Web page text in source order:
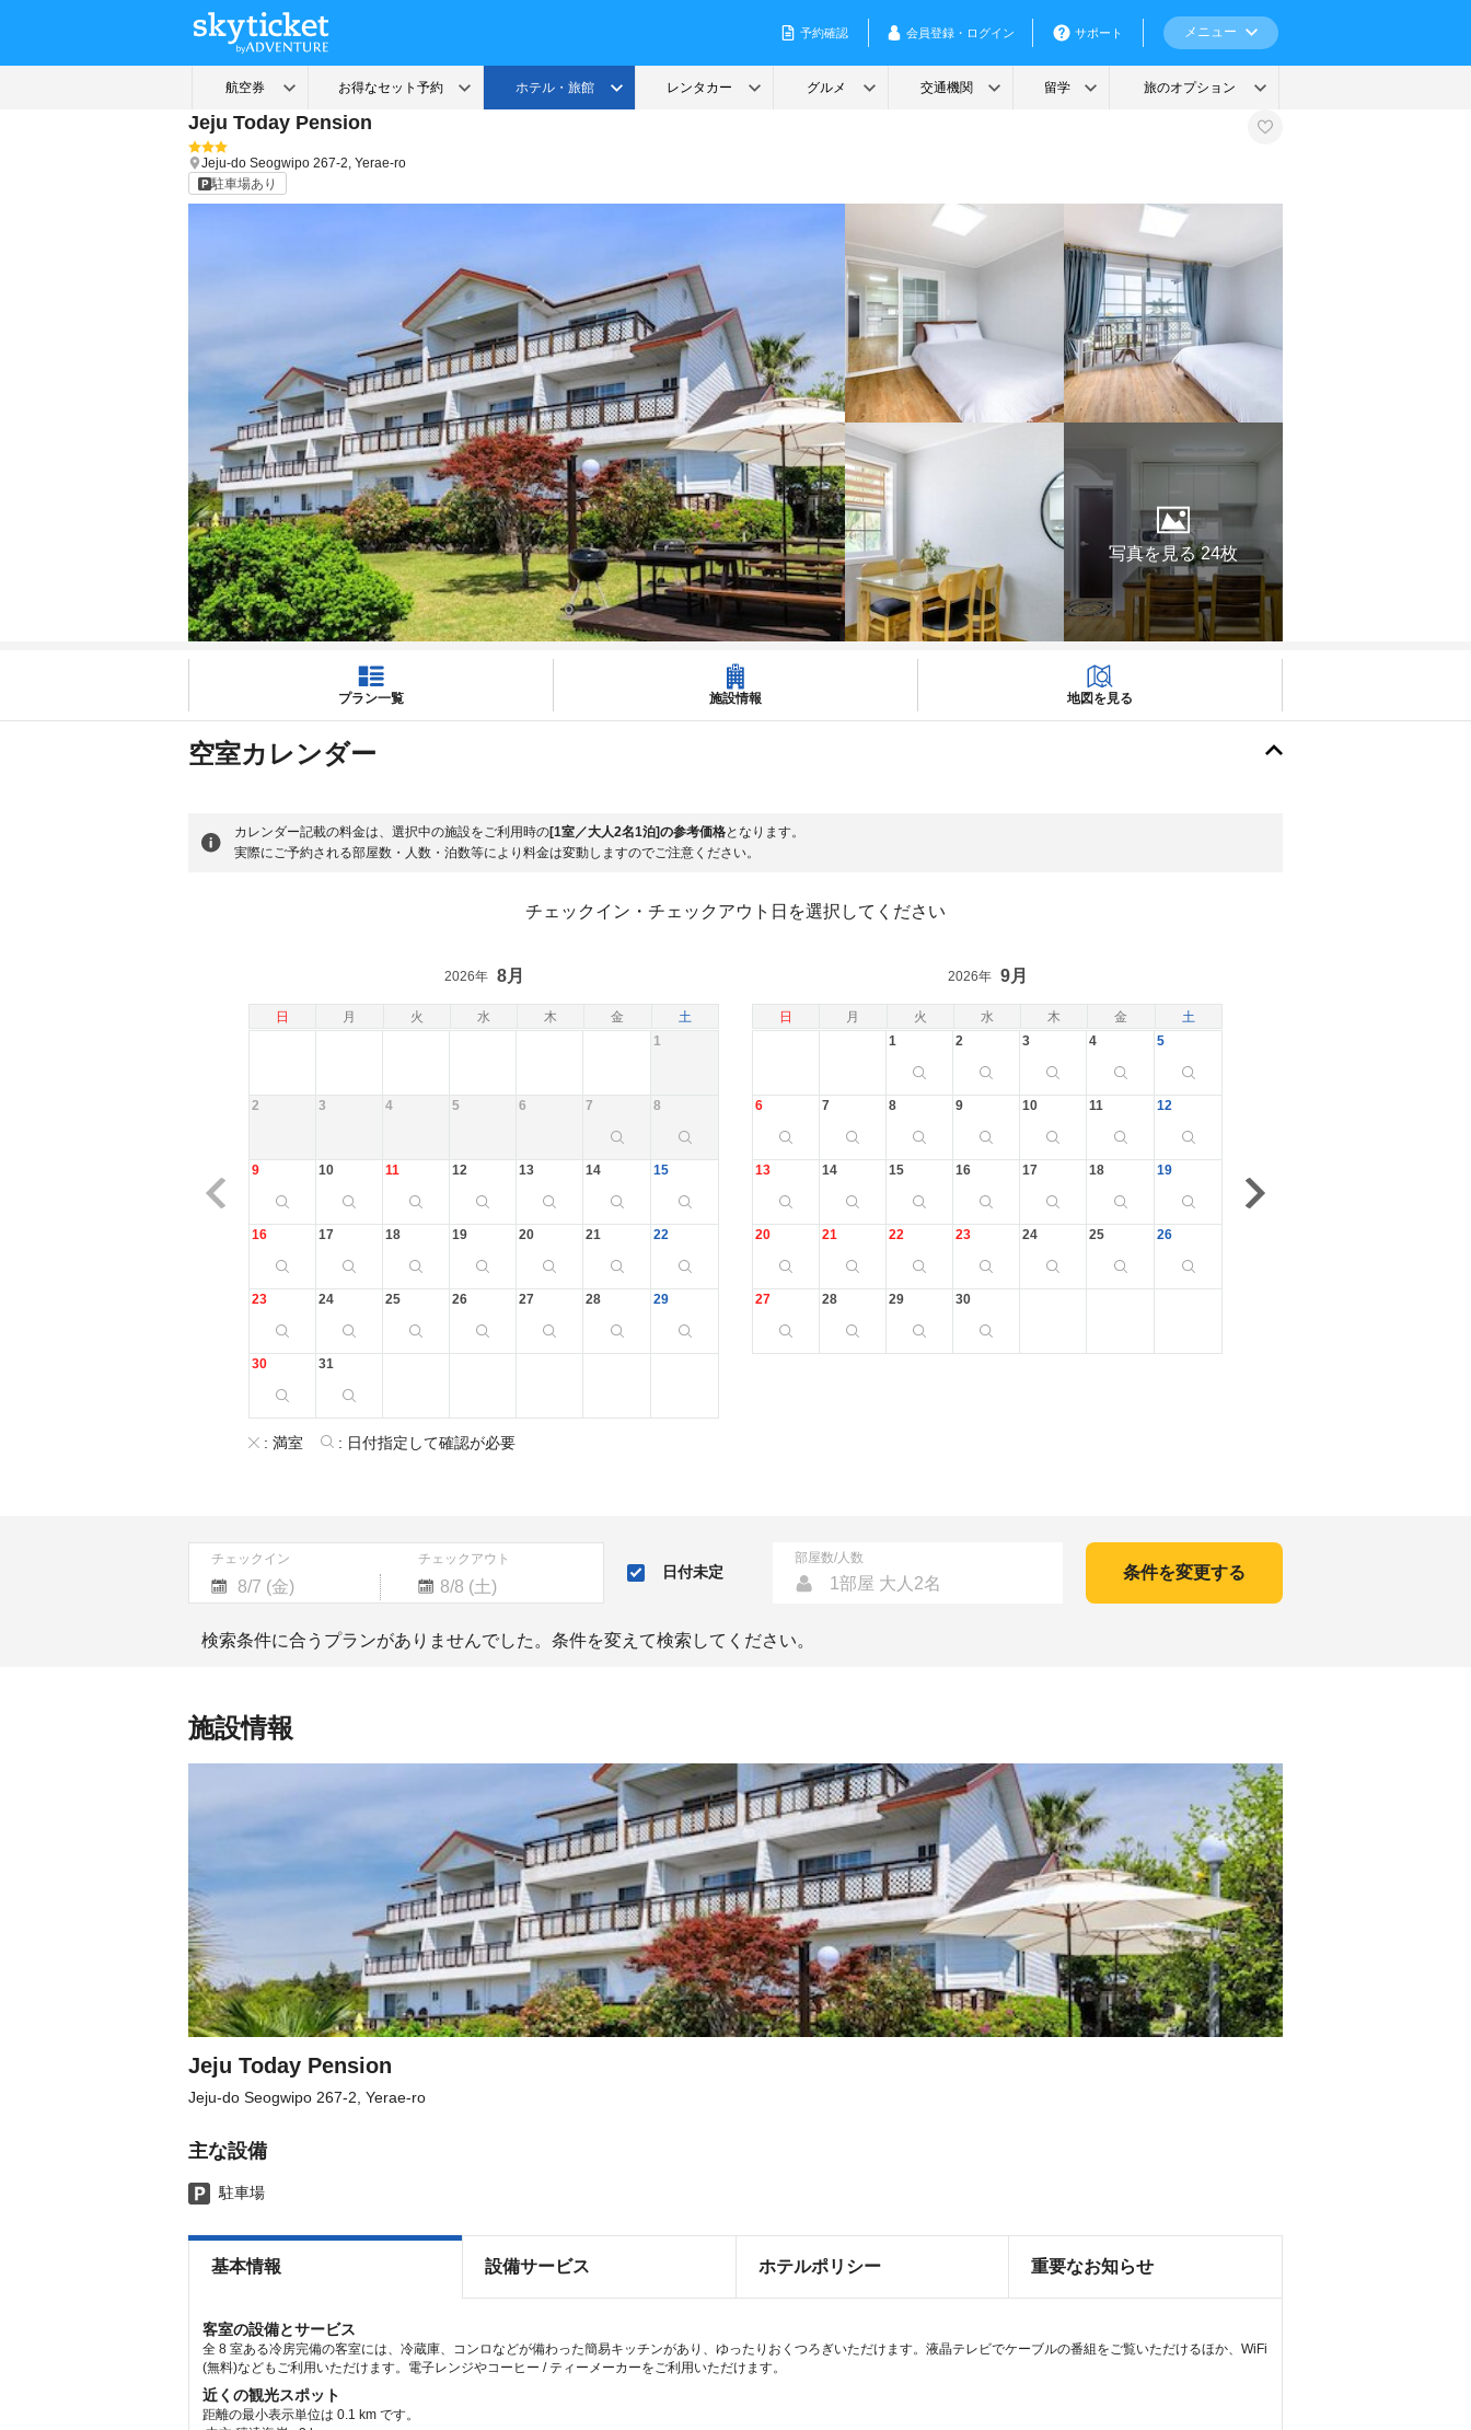
Jeju Today Pension
Jeju-do Seogwipo 267-2, Yerae-ro
駐車場あり
写真を見る 24枚
プラン一覧 施設情報 地図を見る
空室カレンダー
カレンダー記載の料金は、選択中の施設をご利用時の[1室／大人2名1泊]の参考価格となります。
実際にご予約される部屋数・人数・泊数等により料金は変動しますのでご注意ください。
チェックイン・チェックアウト日を選択してください
日 月 火 水 木 金 土 日 月 火 水 木 金 土
2026年 8月
1
2 3 4 5 6 7 8
9 10 11 12 13 14 15
16 17 18 19 20 21 22
23 24 25 26 27 28 29
30 31
2026年 9月
1 2 3 4 5
6 7 8 9 10 11 12
13 14 15 16 17 18 19
20 21 22 23 24 25 26
27 28 29 30
: 満室 : 日付指定して確認が必要
チェックイン チェックアウト
Navigate
forward
to
calendar
and
select
to
get
the
keyboard
shortcuts
for
changing
dates.
Navigate
to
select
Press
the
question
mark
key
to
get
the
keyboard
shortcuts
for
changing
日付未定
部屋数/人数
1部屋 大人2名
条件を変更する
検索条件に合うプランがありませんでした。条件を変えて検索してください。
施設情報
Jeju Today Pension
Jeju-do Seogwipo 267-2, Yerae-ro
主な設備
駐車場
基本情報 設備サービス ホテルポリシー 重要なお知らせ
客室の設備とサービス
全 8 室ある冷房完備の客室には、冷蔵庫、コンロなどが備わった簡易キッチンがあり、ゆったりおくつろぎいただけます。液晶テレビでケーブルの番組をご覧いただけるほか、WiFi
(無料)などもご利用いただけます。電子レンジやコーヒー / ティーメーカーをご利用いただけます。
近くの観光スポット
距離の最小表示単位は 0.1 km です。